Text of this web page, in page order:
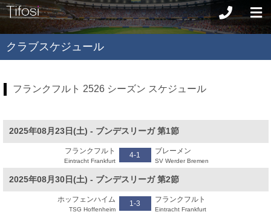
クラブスケジュール
フランクフルト 2526 シーズン スケジュール
2025年08月23日(土) - ブンデスリーガ 第1節
フランクフルト
Eintracht Frankfurt
4-1 ブレーメン
SV Werder Bremen
2025年08月30日(土) - ブンデスリーガ 第2節
ホッフェンハイム
TSG Hoffenheim
1-3 フランクフルト
Eintracht Frankfurt